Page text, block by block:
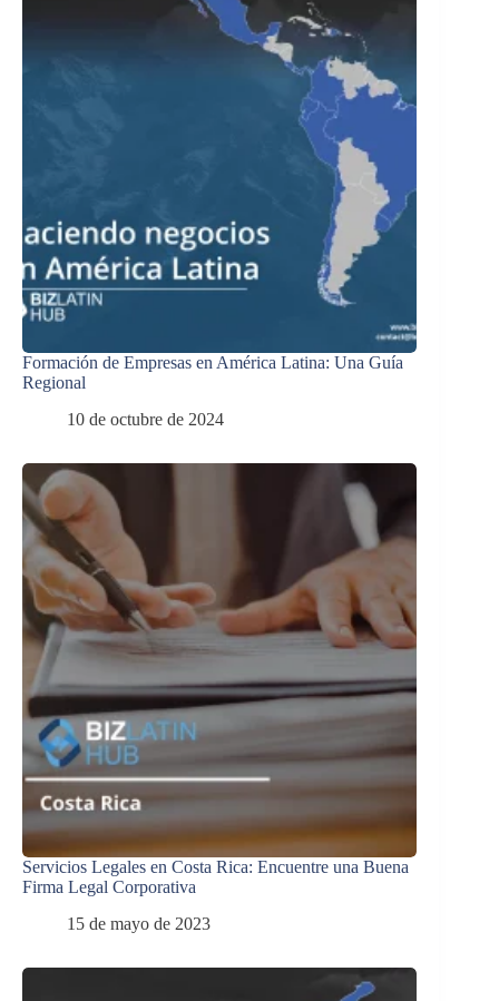
Formación de Empresas en América Latina: Una Guía
Regional
10 de octubre de 2024
Servicios Legales en Costa Rica: Encuentre una Buena
Firma Legal Corporativa
15 de mayo de 2023